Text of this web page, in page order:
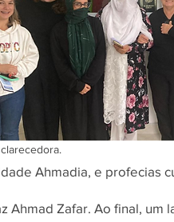
Ahmadia, e profecias
Zafar. Ao final, um